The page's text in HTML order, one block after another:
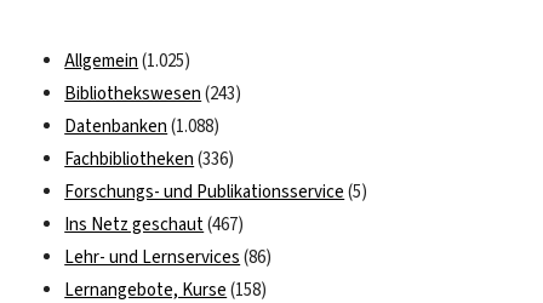
Allgemein (1.025)
Bibliothekswesen (243)
Datenbanken (1.088)
Fachbibliotheken (336)
Forschungs- und Publikationsservice (5)
Ins Netz geschaut(467)
Lehr- und Lernservices (86)
Lernangebote, Kurse (158)